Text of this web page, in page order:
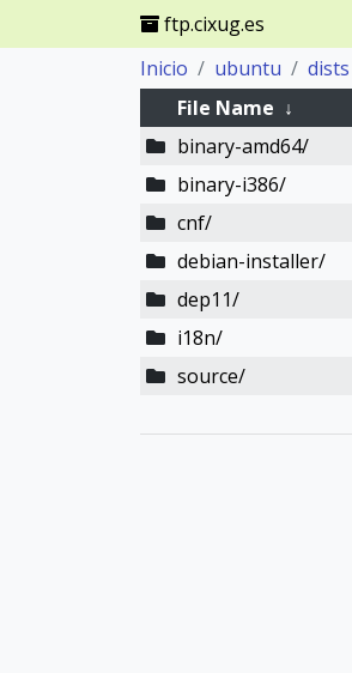
ftp.cixug.es
Inicio
ubuntu dists
File Name ↓
binary-amd64/
binary-i386/
cnf/
debian-installer/
dep11/
i18n/
source/